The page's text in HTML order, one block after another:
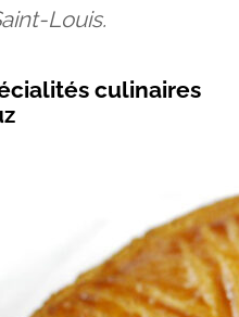
Louis.
culinaires